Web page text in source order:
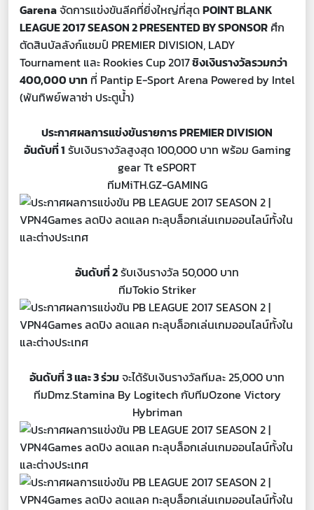
Garenaจัดการแข่งขันลีคที่ยิ่งใหญ่ที่สุดPOINT BLANK
LEAGUE 2017 SEASON 2 PRESENTED BY SPONSOR ศึก
ตัดสินบัลลังก์แชมป์ PREMIER DIVISION, LADY
Tournament และ Rookies Cup 2017ชิงเงินรางวัลรวมกว่า
400,000 บาท ที่ Pantip E-Sport Arena Powered by Intel
(พันทิพย์พลาซ่า ประตูน้ำ)
ประกาศผลการแข่งขันรายการ PREMIER DIVISION
อันดับที่ 1 รับเงินรางวัลสูงสุด 100,000 บาท พร้อม Gaming
gear Tt eSPORT
ทีมMiTH.GZ-GAMING
อันดับที่ 2รับเงินรางวัล 50,000 บาท
ทีมTokio Striker
อันดับที่ 3 และ 3 ร่วมจะได้รับเงินรางวัลทีมละ 25,000 บาท
ทีมDmz.Stamina By Logitech กับทีมOzone Victory
Hybriman